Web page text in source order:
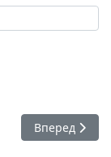
Следующий:
Вперед